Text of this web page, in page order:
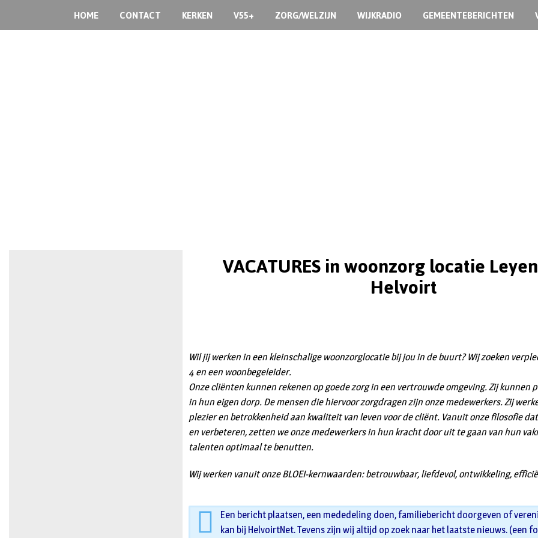
HOME CONTACT KERKEN V55+ ZORG/WELZIJN WIJKRADIO GEMEENTEBERICHTEN
VACATURES in woonzorg locatie
Helvoirt
Wil jij werken in een kleinschalige woonzorglocatie bij jou in de buurt? Wij zoeken
4 en een woonbegeleider.
Onze cliënten kunnen rekenen op goede zorg in een vertrouwde omgeving. Zij kunnen
in hun eigen dorp. De mensen die hiervoor zorgdragen zijn onze medewerkers. Zij
plezier en betrokkenheid aan kwaliteit van leven voor de cliënt. Vanuit onze filosofie
en verbeteren, zetten we onze medewerkers in hun kracht door uit te gaan van hun
talenten optimaal te benutten.
Wij werken vanuit onze BLOEI-kernwaarden: betrouwbaar, liefdevol, ontwikkeling,
Een bericht plaatsen, een mededeling doen, familiebericht doorgeven of
kan bij HelvoirtNet. Tevens zijn wij altijd op zoek naar het laatste nieuws. (een